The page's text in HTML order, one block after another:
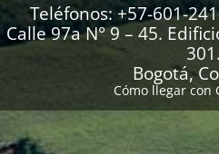
Teléfonos: +57-601-
Calle 97a N° 9 – 45.
301.
Bogotá,
Cómo llegar con